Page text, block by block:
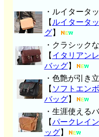
・ルイタータ
【 ルイタータ
グ】
・クラシック
【 イタリアン
バッグ】
・色艶が引き
【 ソフトエン
バッグ】
・生涯使える
【パークレイ
ッグ】